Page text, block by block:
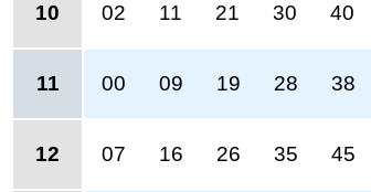
10 02 11 21 30 40
11 00 09 19 28 38
12 07 16 26 35 45